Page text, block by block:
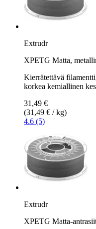
Extrudr
XPETG Matta,
Kierrätettävä
korkea kemiallinen
31,49 €
(31,49 € / kg)
4.6 (5)
Extrudr
XPETG Matta-